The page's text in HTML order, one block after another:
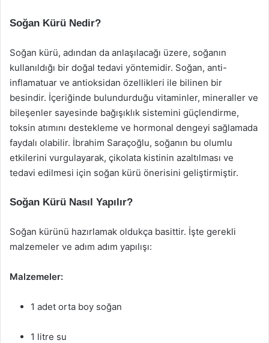
Soğan Kürü Nedir?
Soğan kürü, adından da anlaşılacağı üzere, soğanın
kullanıldığı bir doğal tedavi yöntemidir. Soğan, anti-
inflamatuar ve antioksidan özellikleri ile bilinen bir
besindir. İçeriğinde bulundurduğu vitaminler, mineraller ve
bileşenler sayesinde bağışıklık sistemini güçlendirme,
toksin atımını destekleme ve hormonal dengeyi sağlamada
faydalı olabilir. İbrahim Saraçoğlu, soğanın bu olumlu
etkilerini vurgulayarak, çikolata kistinin azaltılması ve
tedavi edilmesi için soğan kürü önerisini geliştirmiştir.
Soğan Kürü Nasıl Yapılır?
Soğan kürünü hazırlamak oldukça basittir. İşte gerekli
malzemeler ve adım adım yapılışı:
Malzemeler:
1 adet orta boy soğan
1 litre su